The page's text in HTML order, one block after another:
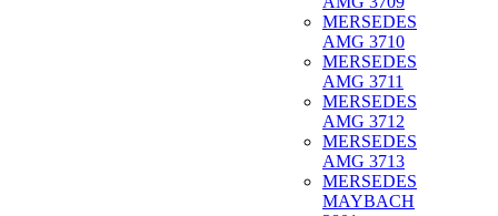
MERSEDES
AMG 3710
MERSEDES
AMG 3711
MERSEDES
AMG 3712
MERSEDES
AMG 3713
MERSEDES
MAYBACH